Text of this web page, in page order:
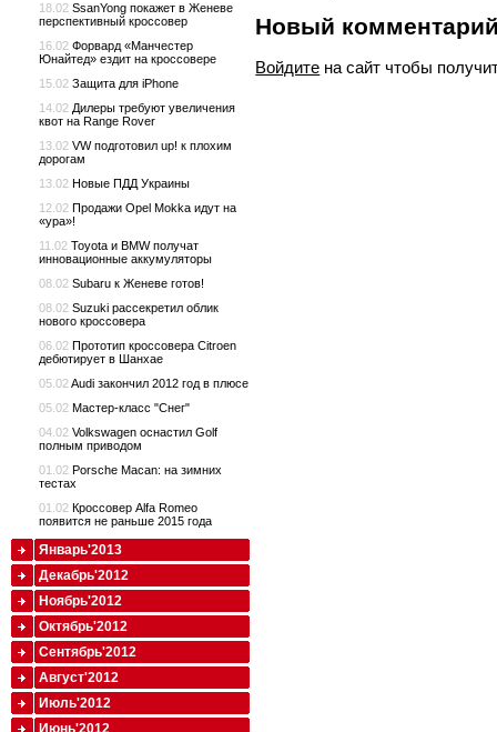
Новый
Войдите на сайт чтобы
18.02 SsanYong покажет в Женеве
перспективный кроссовер
16.02 Форвард «Манчестер
Юнайтед» ездит на кроссовере
15.02 Защита для iPhone
14.02 Дилеры требуют увеличения
квот на Range Rover
13.02 VW подготовил up! к плохим
дорогам
13.02 Новые ПДД Украины
12.02 Продажи Opel Mokka идут на
«ура»!
11.02 Toyota и BMW получат
инновационные аккумуляторы
08.02 Subaru к Женеве готов!
08.02 Suzuki рассекретил облик
нового кроссовера
06.02 Прототип кроссовера Сitroen
дебютирует в Шанхае
05.02 Audi закончил 2012 год в плюсе
05.02 Мастер-класс "Снег"
04.02 Volkswagen оснастил Golf
полным приводом
01.02 Porsche Macan: на зимних
тестах
01.02 Кроссовер Alfa Romeo
появится не раньше 2015 года
Январь'2013
Декабрь'2012
Ноябрь'2012
Октябрь'2012
Сентябрь'2012
Август'2012
Июль'2012
Июнь'2012